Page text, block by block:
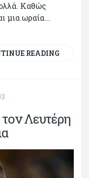
Καθώς
μια ωραία...
READING
Λευτέρη